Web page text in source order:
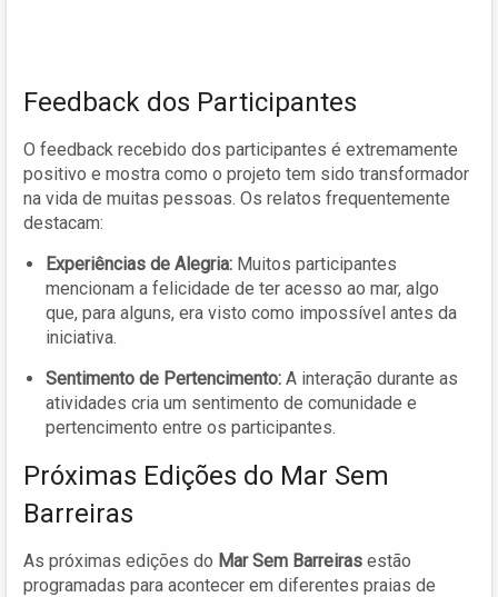
Feedback dos Participantes
O feedback recebido dos participantes é extremamente
positivo e mostra como o projeto tem sido transformador
na vida de muitas pessoas. Os relatos frequentemente
destacam:
Experiências de Alegria: Muitos participantes
mencionam a felicidade de ter acesso ao mar, algo
que, para alguns, era visto como impossível antes da
iniciativa.
Sentimento de Pertencimento: A interação durante as
atividades cria um sentimento de comunidade e
pertencimento entre os participantes.
Próximas Edições do Mar Sem
Barreiras
As próximas edições do Mar Sem Barreiras estão
programadas para acontecer em diferentes praias de